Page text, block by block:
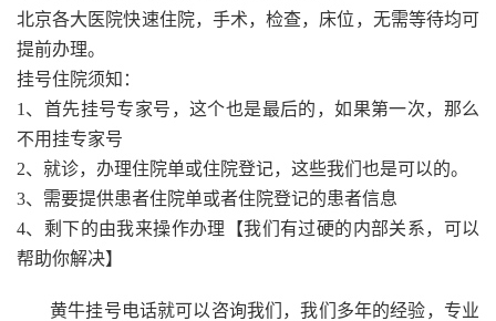
北京各大医院快速住院，手术，检查，床位，无需等待均可
提前办理。
挂号住院须知：
1、首先挂号专家号，这个也是最后的，如果第一次，那么
不用挂专家号
2、就诊，办理住院单或住院登记，这些我们也是可以的。
3、需要提供患者住院单或者住院登记的患者信息
4、剩下的由我来操作办理【我们有过硬的内部关系，可以
帮助你解决】
黄牛挂号电话就可以咨询我们，我们多年的经验，专业